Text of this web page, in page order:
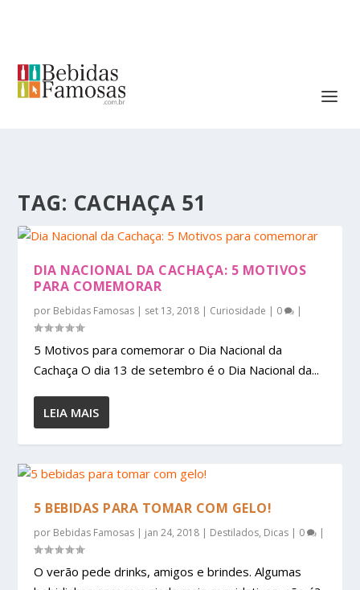
TAG: CACHAÇA 51
DIA NACIONAL DA CACHAÇA: 5 MOTIVOS
PARA COMEMORAR
por Bebidas Famosas | set 13, 2018 | Curiosidade | 0 |
5 Motivos para comemorar o Dia Nacional da
Cachaça O dia 13 de setembro é o Dia Nacional da...
LEIA MAIS
5 BEBIDAS PARA TOMAR COM GELO!
por Bebidas Famosas | jan 24, 2018 | Destilados, Dicas | 0 |
O verão pede drinks, amigos e brindes. Algumas